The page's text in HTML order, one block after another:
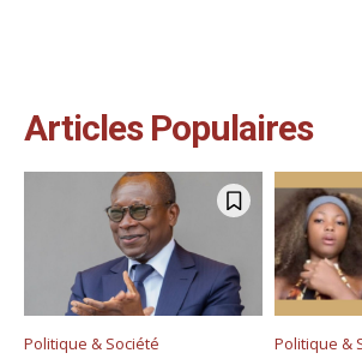
Articles Populaires
Politique & Société Politique &